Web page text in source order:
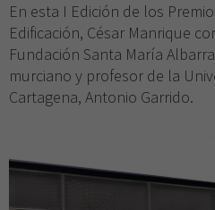
En esta I Edición de los
Edificación, César Manrique
Fundación Santa María
murciano y profesor de la
Cartagena, Antonio Garrido.